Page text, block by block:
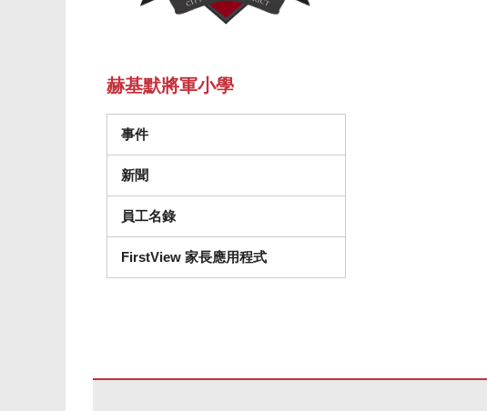
赫基默將軍小學
事件
新聞
員工名錄
FirstView 家長應用程式